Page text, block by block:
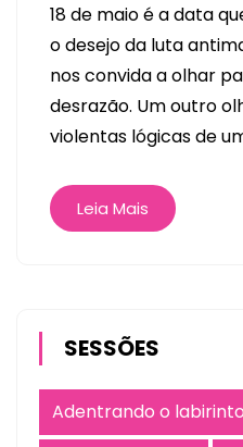
18 de maio é a data
o desejo da luta
nos convida a olhar
desrazão. Um outro
violentas lógicas de
Leia Mais
SESSÕES
Adentrando o labirinto